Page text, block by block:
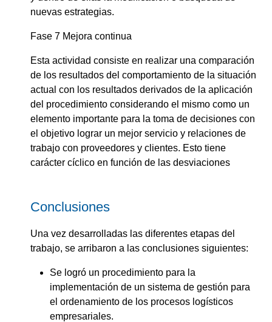
nuevas estrategias.
Fase 7 Mejora continua
Esta actividad consiste en realizar una comparación
de los resultados del comportamiento de la situación
actual con los resultados derivados de la aplicación
del procedimiento considerando el mismo como un
elemento importante para la toma de decisiones con
el objetivo lograr un mejor servicio y relaciones de
trabajo con proveedores y clientes. Esto tiene
carácter cíclico en función de las desviaciones
Conclusiones
Una vez desarrolladas las diferentes etapas del
trabajo, se arribaron a las conclusiones siguientes:
Se logró un procedimiento para la
implementación de un sistema de gestión para
el ordenamiento de los procesos logísticos
empresariales.